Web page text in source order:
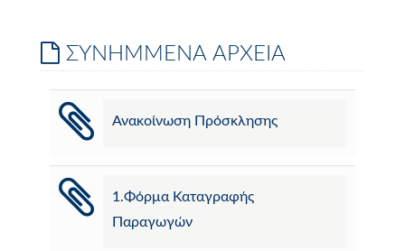
ΣΥΝΗΜΜΕΝΑ ΑΡΧΕΙΑ
Ανακοίνωση Πρόσκλησης
1.Φόρμα Καταγραφής
Παραγωγών